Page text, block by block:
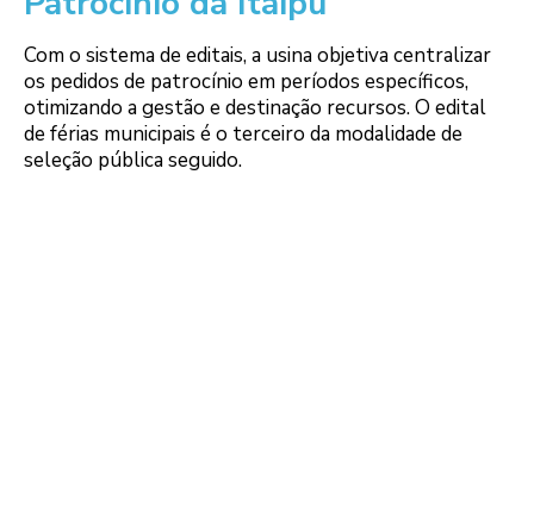
Com o sistema de editais, a usina objetiva centralizar
os pedidos de patrocínio em períodos específicos,
otimizando a gestão e destinação recursos. O edital
de férias municipais é o terceiro da modalidade de
seleção pública seguido.